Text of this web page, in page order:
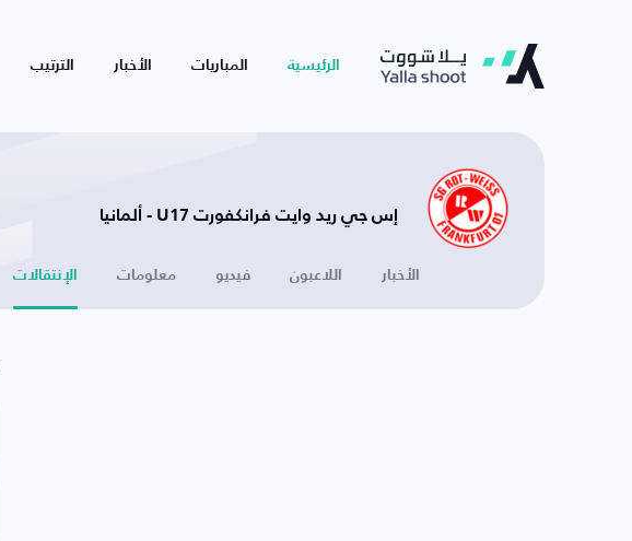
الرئيسية المباريات الأخبار الترتيب
إس جي ريد وايت فرانكفورت U17 - ألمانيا
الأخبار اللاعبون فيديو معلومات الإنتقالات